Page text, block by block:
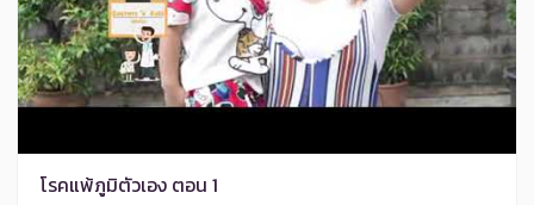
โรคแพ้ภูมิตัวเอง ตอน 1